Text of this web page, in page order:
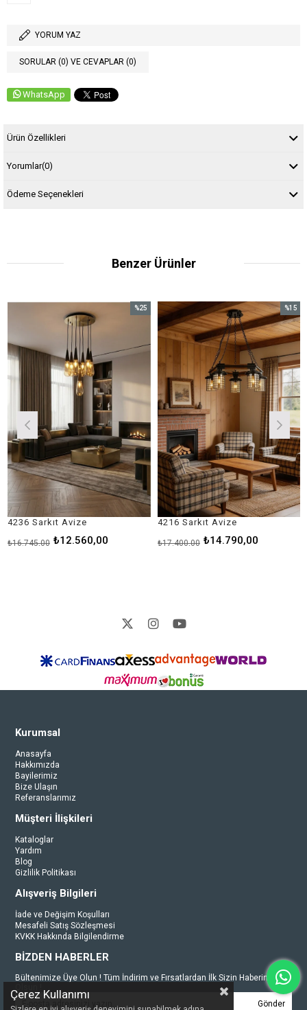
YORUM YAZ
SORULAR (0) VE CEVAPLAR (0)
WhatsApp
Ürün Özellikleri
Yorumlar(0)
Ödeme Seçenekleri
Benzer Ürünler
Sarkıt Avize
₺12.560,00
4216 Sarkıt Avize
₺14.790,00
₺17.400,00
%15
İndirim
%15İndirim
Kurumsal
Anasayfa
Hakkımızda
Bayilerimiz
Bize Ulaşın
Referanslarımız
Müşteri İlişkileri
Kataloglar
Yardım
Blog
Gizlilik Politikası
Alışveriş Bilgileri
İade ve Değişim Koşulları
Mesafeli Satış Sözleşmesi
KVKK Hakkında Bilgilendirme
BİZDEN HABERLER
Bültenimize Üye Olun ! Tüm İndirim ve Fırsatlardan İlk Sizin Haberiniz
Gönder
Çerez Kullanımı